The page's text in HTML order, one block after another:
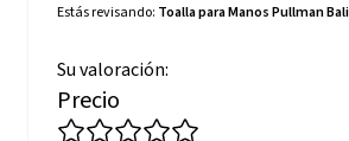
Estás revisando: Toalla para Manos Pullman
Su valoración:
Precio